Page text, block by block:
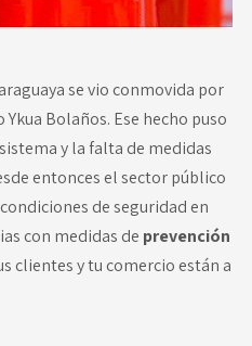
se vio conmovida por
Bolaños. Ese hecho puso
y la falta de medidas
entonces el sector público
de seguridad en
con medidas de prevención
clientes y tu comercio están a